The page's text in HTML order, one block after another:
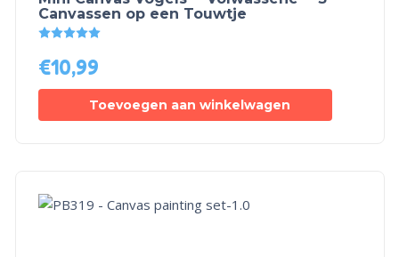
Canvassen op een Touwtje
Gewaardeerd
€10,99
Toevoegen aan winkelwagen